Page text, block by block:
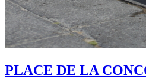
PLACE DE LA